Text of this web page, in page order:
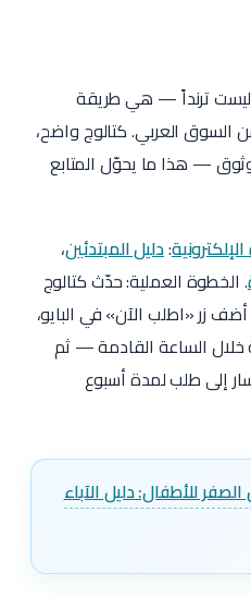
ليست ترنداً — هي طريقة
السوق العربي. كتالوج واضح،
— هذا ما يحوّل المتابع
:دليل المبتدئين،
. الخطوة العملية: حدّث كتالوج
زر «اطلب الآن» في البايو،
الساعة القادمة — ثم
إلى طلب لمدة أسبوع
للأطفال: دليل الآباء